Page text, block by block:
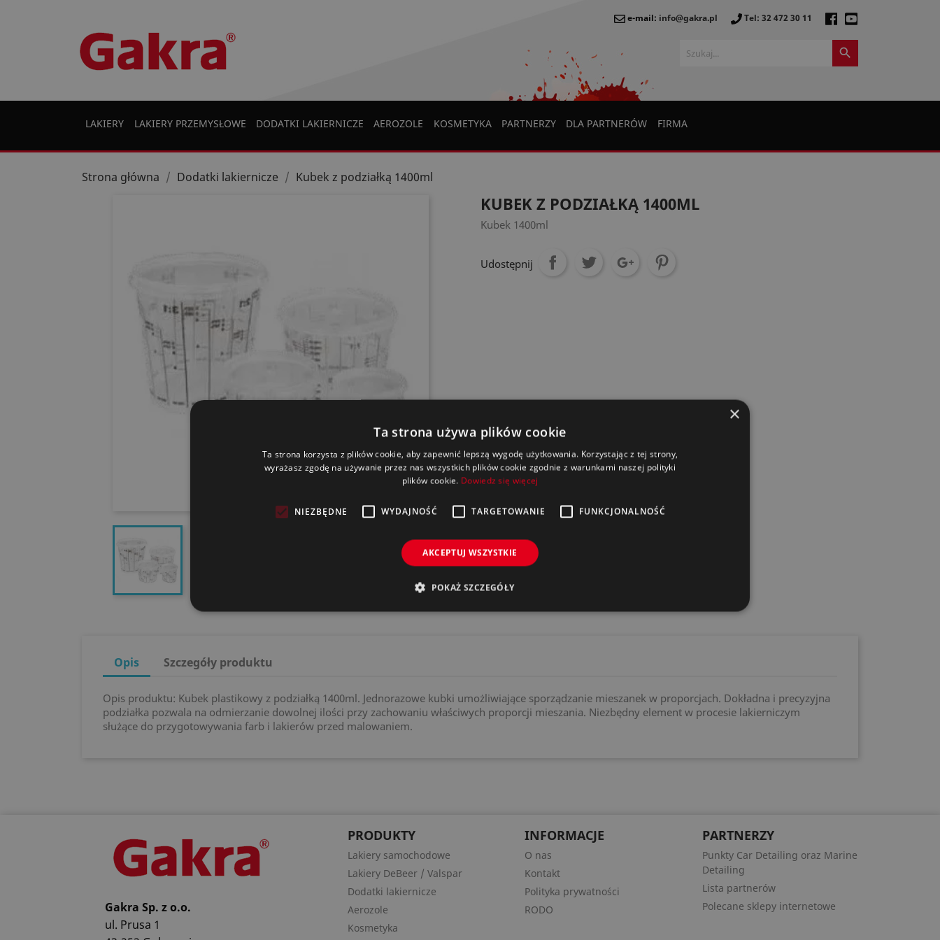
e-mail: info@gakra.pl Tel: 32 472 30 11

LAKIERY LAKIERY PRZEMYSŁOWE DODATKI LAKIERNICZE AEROZOLE KOSMETYKA PARTNERZY DLA PARTNERÓW FIRMA
Strona główna Dodatki lakiernicze Kubek z podziałką 1400ml
KUBEK Z PODZIAŁKĄ 1400ML
Kubek 1400ml
Udostępnij
Opis Szczegóły produktu
Opis produktu: Kubek plastikowy z podziałką 1400ml. Jednorazowe kubki umożliwiające sporządzanie mieszanek w proporcjach. Dokładna i precyzyjna
podziałka pozwala na odmierzanie dowolnej ilości przy zachowaniu właściwych proporcji mieszania. Niezbędny element w procesie lakierniczym
służące do przygotowywania farb i lakierów przed malowaniem.
Gakra Sp. z o.o.
ul. Prusa 1
PRODUKTY
Lakiery samochodowe
Lakiery DeBeer / Valspar
Dodatki lakiernicze
Aerozole
Kosmetyka
INFORMACJE
O nas
Kontakt
Polityka prywatności
RODO
PARTNERZY
Punkty Car Detailing oraz Marine
Detailing
Lista partnerów
Polecane sklepy internetowe
×
Ta strona używa plików cookie
Ta strona korzysta z plików cookie, aby zapewnić lepszą wygodę użytkowania. Korzystając z tej strony,
wyrażasz zgodę na używanie przez nas wszystkich plików cookie zgodnie z warunkami naszej polityki
plików cookie. Dowiedz się więcej
NIEZBĘDNE WYDAJNOŚĆ TARGETOWANIE FUNKCJONALNOŚĆ
AKCEPTUJ WSZYSTKIE
POKAŻ SZCZEGÓŁY